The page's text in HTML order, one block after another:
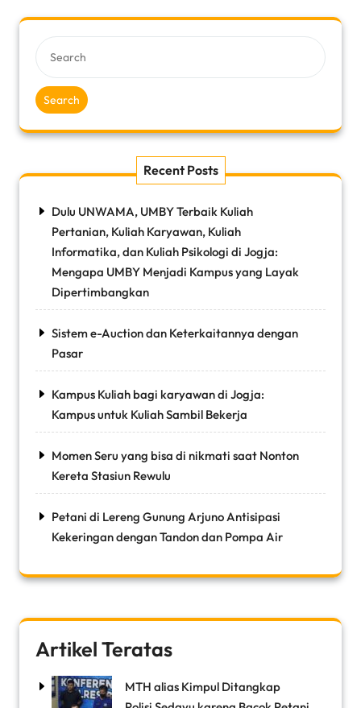
Search
Recent Posts
Dulu UNWAMA, UMBY Terbaik Kuliah
Pertanian, Kuliah Karyawan, Kuliah
Informatika, dan Kuliah Psikologi di Jogja:
Mengapa UMBY Menjadi Kampus yang Layak
Dipertimbangkan
Sistem e-Auction dan Keterkaitannya dengan
Pasar
Kampus Kuliah bagi karyawan di Jogja:
Kampus untuk Kuliah Sambil Bekerja
Momen Seru yang bisa di nikmati saat Nonton
Kereta Stasiun Rewulu
Petani di Lereng Gunung Arjuno Antisipasi
Kekeringan dengan Tandon dan Pompa Air
Artikel Teratas
MTH alias Kimpul Ditangkap